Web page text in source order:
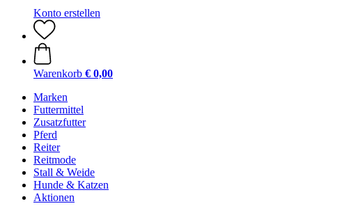
Konto erstellen
Warenkorb € 0,00
Marken
Futtermittel
Zusatzfutter
Pferd
Reiter
Reitmode
Stall & Weide
Hunde & Katzen
Aktionen